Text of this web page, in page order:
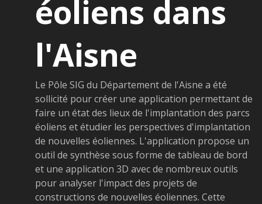
éoliens dans
l'Aisne
Le Pôle SIG du Département de l'Aisne a été
sollicité pour créer une application permettant de
faire un état des lieux de l'implantation des parcs
éoliens et étudier les perspectives d'implantation
de nouvelles éoliennes. L'application propose un
outil de synthèse sous forme de tableau de bord
et une application 3D avec de nombreux outils
pour analyser l'impact des projets de
constructions de nouvelles éoliennes. Cette